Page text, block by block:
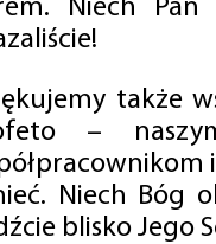
Niech Pan
także
–
Niech Bóg
blisko Jego